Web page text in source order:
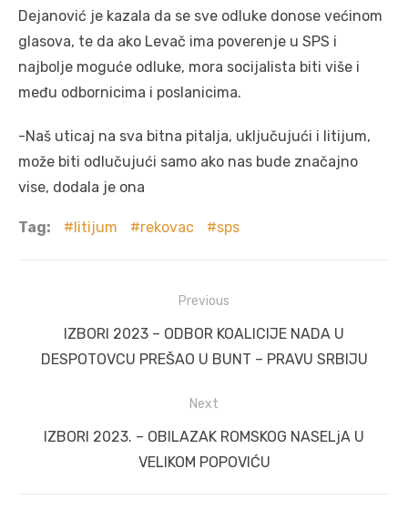
Dejanović je kazala da se sve odluke donose većinom
glasova, te da ako Levač ima poverenje u SPS i
najbolje moguće odluke, mora socijalista biti više i
među odbornicima i poslanicima.
-Naš uticaj na sva bitna pitalja, uključujući i litijum,
može biti odlučujući samo ako nas bude značajno
vise, dodala je ona
Tag: litijum rekovac sps
navigation
Previous
Previous
post:
IZBORI 2023 – ODBOR KOALICIJE NADA U
DESPOTOVCU PREŠAO U BUNT – PRAVU SRBIJU
Next
Next
IZBORI 2023. – OBILAZAK ROMSKOG NASELjA U
VELIKOM POPOVIĆU